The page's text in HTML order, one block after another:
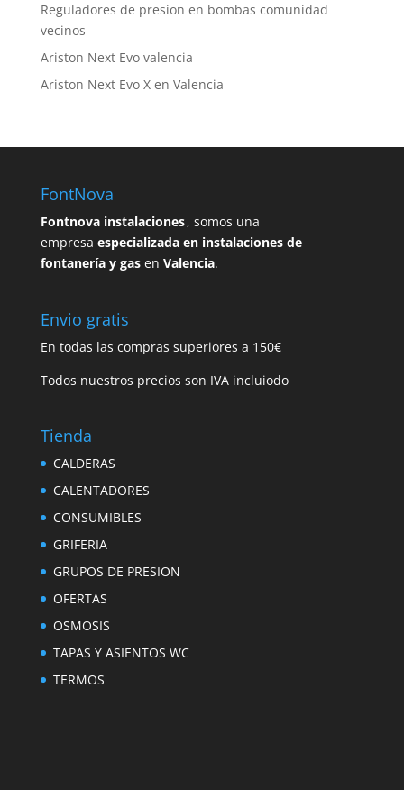
Reguladores de presion en bombas comunidad
vecinos
Ariston Next Evo valencia
Ariston Next Evo X en Valencia
FontNova
Fontnova instalaciones, somos una
empresa especializada en instalaciones de
fontanería y gasen Valencia.
Envio gratis
En todas las compras superiores a 150€
Todos nuestros precios son IVA incluiodo
Tienda
CALDERAS
CALENTADORES
CONSUMIBLES
GRIFERIA
GRUPOS DE PRESION
OFERTAS
OSMOSIS
TAPAS Y ASIENTOS WC
TERMOS